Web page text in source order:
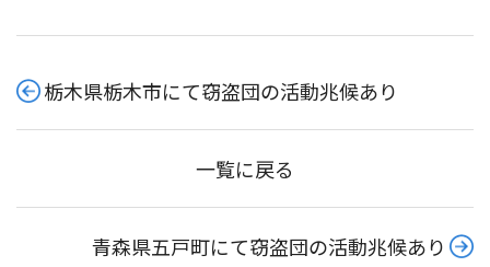
栃木県栃木市にて窃盗団の活動兆候あり
一覧に戻る
青森県五戸町にて窃盗団の活動兆候あり